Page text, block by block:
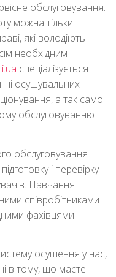
обслуговування.
можна тільки
які володіють
необхідним
спеціалізується
осушувальних
а так само
обслуговуванню
обслуговування
і перевірку
Навчання
співробітниками
фахівцями
осушення у нас,
в тому, що маєте